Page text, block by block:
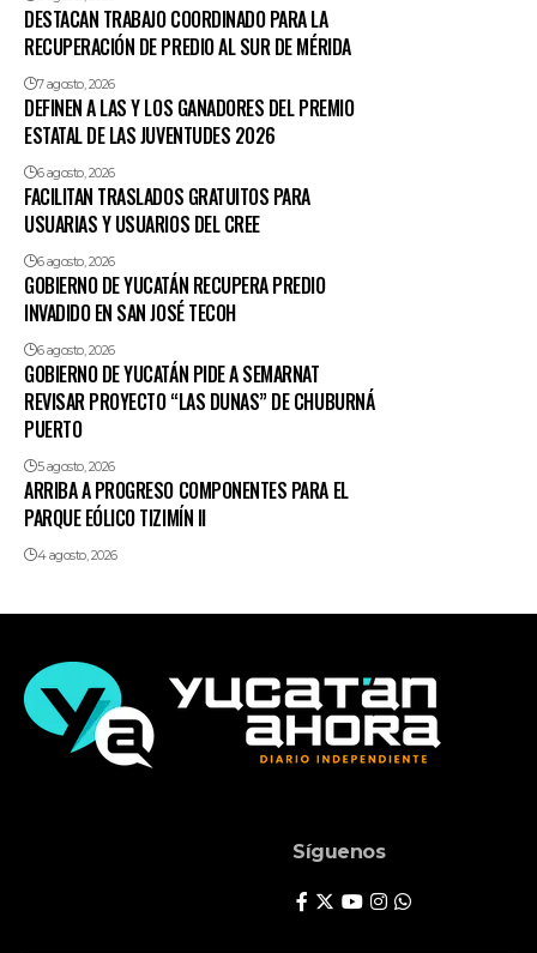
DESTACAN TRABAJO COORDINADO PARA LA
RECUPERACIÓN DE PREDIO AL SUR DE MÉRIDA
7 agosto, 2026
DEFINEN A LAS Y LOS GANADORES DEL PREMIO
ESTATAL DE LAS JUVENTUDES 2026
6 agosto, 2026
FACILITAN TRASLADOS GRATUITOS PARA
USUARIAS Y USUARIOS DEL CREE
6 agosto, 2026
GOBIERNO DE YUCATÁN RECUPERA PREDIO
INVADIDO EN SAN JOSÉ TECOH
6 agosto, 2026
GOBIERNO DE YUCATÁN PIDE A SEMARNAT
REVISAR PROYECTO “LAS DUNAS” DE CHUBURNÁ
PUERTO
5 agosto, 2026
ARRIBA A PROGRESO COMPONENTES PARA EL
PARQUE EÓLICO TIZIMÍN II
4 agosto, 2026
Síguenos